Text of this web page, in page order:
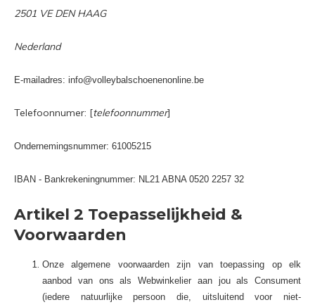
2501 VE DEN HAAG
Nederland
E-mailadres: info@volleybalschoenenonline.be
Telefoonnumer: [telefoonnummer]
Ondernemingsnummer: 61005215
IBAN - Bankrekeningnummer: NL21 ABNA 0520 2257 32
Artikel 2 Toepasselijkheid &
Voorwaarden
Onze algemene voorwaarden zijn van toepassing op elk
aanbod van ons als Webwinkelier aan jou als Consument
(iedere natuurlijke persoon die, uitsluitend voor niet-